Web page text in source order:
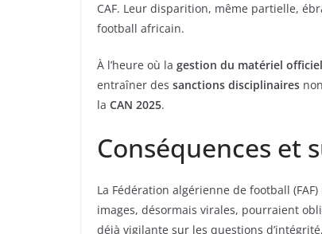
CAF. Leur disparition, même partielle,
football africain.
À l’heure où la gestion du matériel officiel
entraîner des sanctions disciplinaires
la CAN 2025.
Conséquences et
La Fédération algérienne de football
images, désormais virales, pourraient
déjà vigilante sur les questions